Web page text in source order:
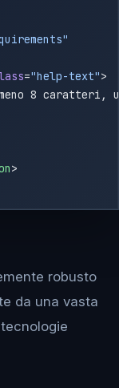
="help-text"
robusto
da una vasta